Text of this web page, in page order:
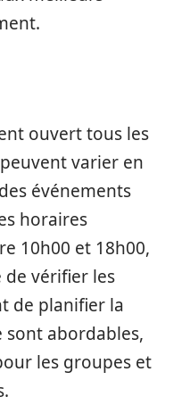
ouvert tous les
varier en
événements
horaires
10h00 et 18h00,
de vérifier les
de planifier la
sont abordables,
les groupes et